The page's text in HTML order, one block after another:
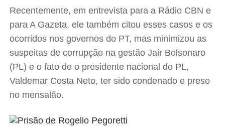
Recentemente, em entrevista para a Rádio CBN e
para A Gazeta, ele também citou esses casos e os
ocorridos nos governos do PT, mas minimizou as
suspeitas de corrupção na gestão Jair Bolsonaro
(PL) e o fato de o presidente nacional do PL,
Valdemar Costa Neto, ter sido condenado e preso
no mensalão.